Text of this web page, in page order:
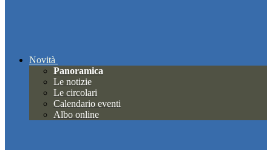
Novità
Panoramica
Le notizie
Le circolari
Calendario eventi
Albo online